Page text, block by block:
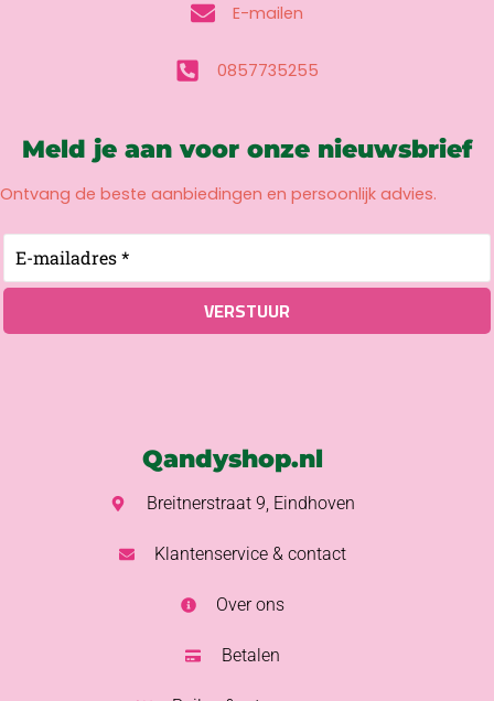
E-mailen
0857735255
Meld je aan voor onze nieuwsbrief
Ontvang de beste aanbiedingen en persoonlijk advies.
Qandyshop.nl
Breitnerstraat 9, Eindhoven
Klantenservice & contact
Over ons
Betalen